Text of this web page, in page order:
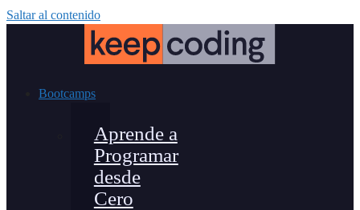
Saltar al contenido
Bootcamps
Aprende a
Programar
desde
Cero